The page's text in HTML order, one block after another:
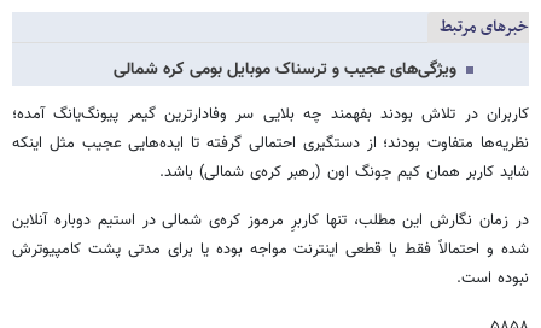
خبرهای مرتبط
ویژگی‌های عجیب و ترسناک موبایل بومی کره شمالی
کاربران در تلاش بودند بفهمند چه بلایی سر وفادارترین گیمر پیونگ‌یانگ آمده؛
نظریه‌ها متفاوت بودند؛ از دستگیری احتمالی گرفته تا ایده‌هایی عجیب مثل اینکه
شاید کاربر همان کیم جونگ اون (رهبر کره‌ی شمالی) باشد.
در زمان نگارش این مطلب، تنها کاربرِ مرموز کره‌ی شمالی در استیم دوباره آنلاین
شده و احتمالاً فقط با قطعی اینترنت مواجه بوده یا برای مدتی پشت کامپیوترش
نبوده است.